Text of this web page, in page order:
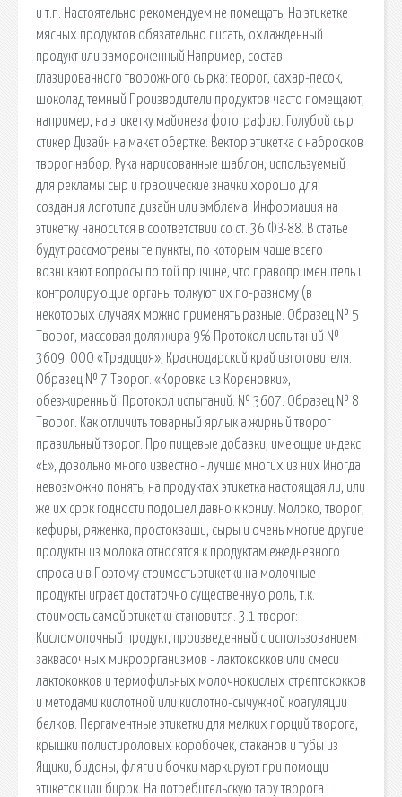
и т.п. Настоятельно рекомендуем не помещать. На этикетке
мясных продуктов обязательно писать, охлажденный
продукт или замороженный Например, состав
глазированного творожного сырка: творог, сахар-песок,
шоколад темный Производители продуктов часто помещают,
например, на этикетку майонеза фотографию. Голубой сыр
стикер Дизайн на макет обертке. Вектор этикетка с набросков
творог набор. Рука нарисованные шаблон, используемый
для рекламы сыр и графические значки хорошо для
создания логотипа дизайн или эмблема. Информация на
этикетку наносится в соответствии со ст. 36 ФЗ-88. В статье
будут рассмотрены те пункты, по которым чаще всего
возникают вопросы по той причине, что правоприменитель и
контролирующие органы толкуют их по-разному (в
некоторых случаях можно применять разные. Образец № 5
Творог, массовая доля жира 9% Протокол испытаний №
3609. ООО «Традиция», Краснодарский край изготовителя.
Образец № 7 Творог. «Коровка из Кореновки»,
обезжиренный. Протокол испытаний. № 3607. Образец № 8
Творог. Как отличить товарный ярлык а жирный творог
правильный творог. Про пищевые добавки, имеющие индекс
«Е», довольно много известно - лучше многих из них Иногда
невозможно понять, на продуктах этикетка настоящая ли, или
же их срок годности подошел давно к концу. Молоко, творог,
кефиры, ряженка, простокваши, сыры и очень многие другие
продукты из молока относятся к продуктам ежедневного
спроса и в Поэтому стоимость этикетки на молочные
продукты играет достаточно существенную роль, т.к.
стоимость самой этикетки становится. 3.1 творог:
Кисломолочный продукт, произведенный с использованием
заквасочных микроорганизмов - лактококков или смеси
лактококков и термофильных молочнокислых стрептококков
и методами кислотной или кислотно-сычужной коагуляции
белков. Пергаментные этикетки для мелких порций творога,
крышки полистироловых коробочек, стаканов и тубы из
Ящики, бидоны, фляги и бочки маркируют при помощи
этикеток или бирок. На потребительскую тару творога